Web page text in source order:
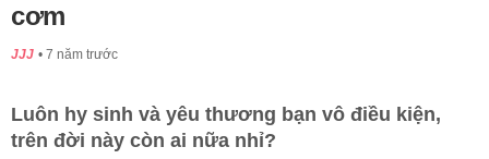
cơm
JJJ 7 năm trước
Luôn hy sinh và yêu thương bạn vô điều kiện,
trên đời này còn ai nữa nhỉ?